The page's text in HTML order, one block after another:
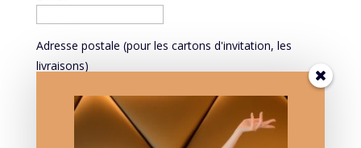
Adresse postale (pour les cartons d'invitation, les
livraisons)
Mieux vous connaître pour mieux vous servir: